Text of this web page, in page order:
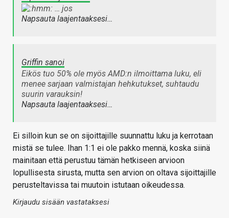
… jos
Napsauta laajentaaksesi…
Griffin sanoi
Eikös tuo 50% ole myös AMD:n ilmoittama luku, eli
menee sarjaan valmistajan hehkutukset, suhtaudu
suurin varauksin!
Napsauta laajentaaksesi…
Ei silloin kun se on sijoittajille suunnattu luku ja kerrotaan
mistä se tulee. Ihan 1:1 ei ole pakko mennä, koska siinä
mainitaan että perustuu tämän hetkiseen arvioon
lopullisesta sirusta, mutta sen arvion on oltava sijoittajille
perusteltavissa tai muutoin istutaan oikeudessa.
Kirjaudu sisään vastataksesi